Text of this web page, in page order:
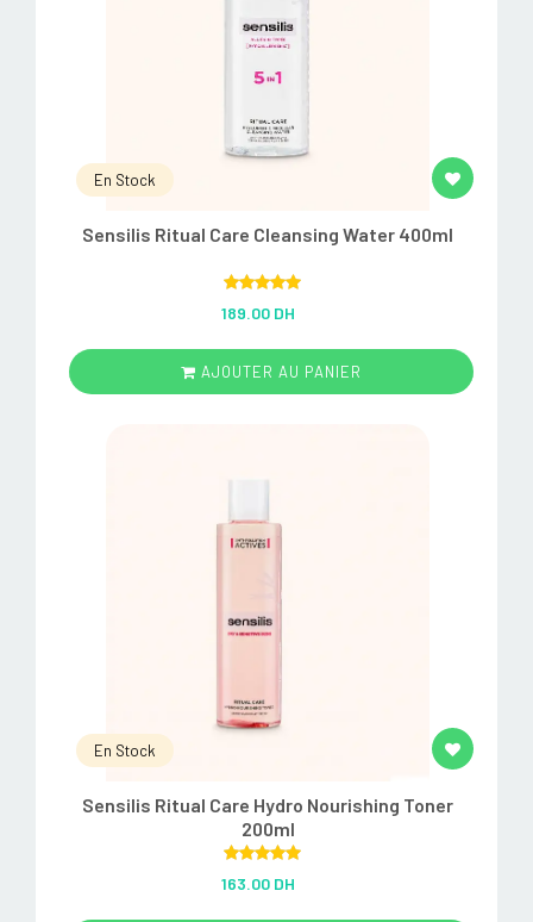
En Stock
Sensilis Ritual Care Cleansing Water 400ml
out of 5
189.00 DH
AJOUTER AU PANIER
En Stock
Sensilis Ritual Care Hydro Nourishing Toner
200ml
out of 5
163.00 DH